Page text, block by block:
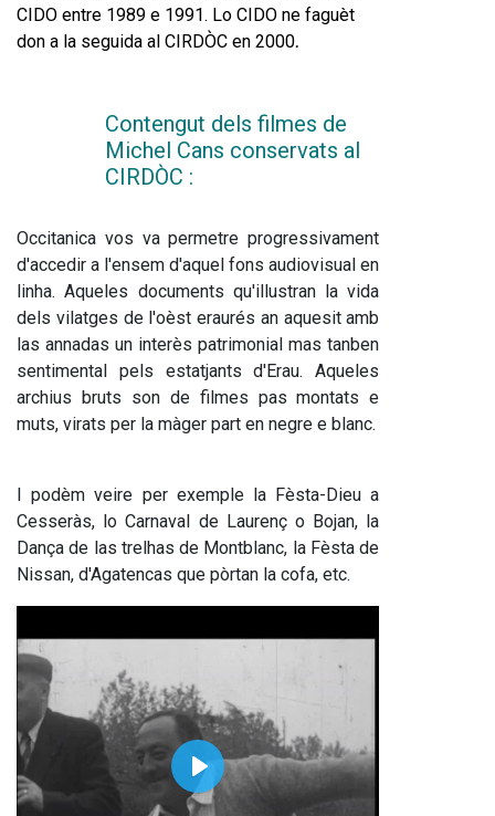
CIDO entre 1989 e 1991. Lo CIDO ne faguèt
don a la seguida al CIRDÒC en 2000.
Contengut dels filmes de
Michel Cans conservats al
CIRDÒC :
Occitanica vos va permetre progressivament
d'accedir a l'ensem d'aquel fons audiovisual en
linha. Aqueles documents qu'illustran la vida
dels vilatges de l'oèst eraurés an aquesit amb
las annadas un interès patrimonial mas tanben
sentimental pels estatjants d'Erau. Aqueles
archius bruts son de filmes pas montats e
muts, virats per la màger part en negre e blanc.
I podèm veire per exemple la Fèsta-Dieu a
Cesseràs, lo Carnaval de Laurenç o Bojan, la
Dança de las trelhas de Montblanc, la Fèsta de
Nissan, d'Agatencas que pòrtan la cofa, etc.
Play